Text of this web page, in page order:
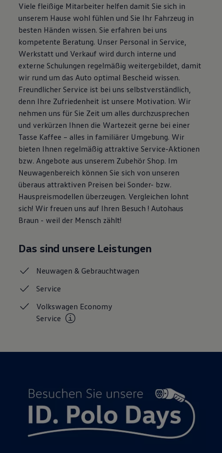
Pannen- und Unfallhilfe
Economy Service
Volkswagen Teile
Zubehör
Modellspezifisches Zubehör
Schutz und Pflege
Transport
Entertainment und Elektronik
Individualisieren
Wallbox und Ladekabel
Digitale Extras
Dienste für Ihr Modell finden
Volkswagen Apps, Login und Shop
Handy und Fahrzeug verbinden
Updates für Software, Karten und Radio
Über Ihr Auto
Vorgängermodelle
Kundeninformationen
Volkswagen Kundenbetreuung
Warn- und Kontrollleuchten
Assistenzsysteme
Digitale Betriebsanleitung
Live Beratung
Magazin
Lifestyle
Elektromobilität
Pannen- und Unfallhilfe
Volkswagen Kundenbetreuung
Viele fleißige Mitarbeiter helfen damit Sie sich in
unserem Hause wohl fühlen und Sie Ihr Fahrzeug in
besten Händen wissen. Sie erfahren bei uns
kompetente Beratung. Unser Personal in Service,
Werkstatt und Verkauf wird durch interne und
externe Schulungen regelmäßig weitergebildet, damit
wir rund um das Auto optimal Bescheid wissen.
Freundlicher Service ist bei uns selbstverständlich,
denn Ihre Zufriedenheit ist unsere Motivation. Wir
nehmen uns für Sie Zeit um alles durchzusprechen
und verkürzen Ihnen die Wartezeit gerne bei einer
Tasse Kaffee – alles in familiärer Umgebung. Wir
bieten Ihnen regelmäßig attraktive Service-Aktionen
bzw. Angebote aus unserem Zubehör Shop. Im
Neuwagenbereich können Sie sich von unseren
überaus attraktiven Preisen bei Sonder- bzw.
Hauspreismodellen überzeugen. Vergleichen lohnt
sich! Wir freuen uns auf Ihren Besuch ! Autohaus
Braun - weil der Mensch zählt!
Das sind unsere Leistungen
Neuwagen &Gebrauchtwagen
Service
Volkswagen Economy
Service